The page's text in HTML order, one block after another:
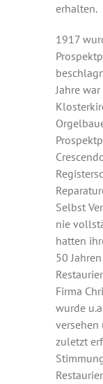
erhalten.
1917
Jahre
Selbst
nie
hatten
50
Firma
wurde
versehen
zuletzt